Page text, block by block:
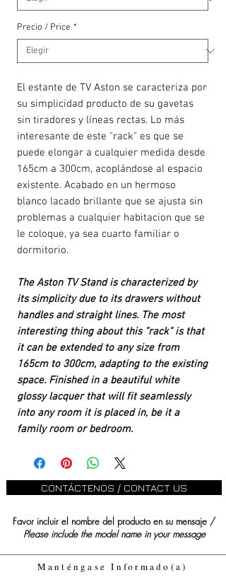
Precio / Price *
El estante de TV Aston se caracteriza por
su simplicidad producto de su gavetas
sin tiradores y líneas rectas. Lo más
interesante de este "rack" es que se
puede elongar a cualquier medida desde
165cm a 300cm, acoplándose al espacio
existente. Acabado en un hermoso
blanco lacado brillante que se ajusta sin
problemas a cualquier habitacion que se
le coloque, ya sea cuarto familiar o
dormitorio.
The Aston TV Stand is characterized by
its simplicity due to its drawers without
handles and straight lines. The most
interesting thing about this "rack" is that
it can be extended to any size from
165cm to 300cm, adapting to the existing
space. Finished in a beautiful white
glossy lacquer that will fit seamlessly
into any room it is placed in, be it a
family room or bedroom.
CONTÁCTENOS / CONTACT US
Favor incluir el nombre del producto en su mensaje /
Please include the model name in your message
Manténgase Informado(a)